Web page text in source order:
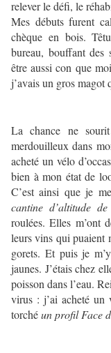
relever le défi, le
Mes débuts furent
chèque en bois.
bureau, bouffant des
être aussi con que
j’avais un gros
La chance ne
merdouilleux dans
acheté un vélo
bien à mon état de
C’est ainsi que je
cantine d’altitude
roulées. Elles m’ont
leurs vins qui puaient
gorets. Et puis je
jaunes. J’étais chez
poisson dans l’eau.
virus : j’ai acheté
torchéun profil Face